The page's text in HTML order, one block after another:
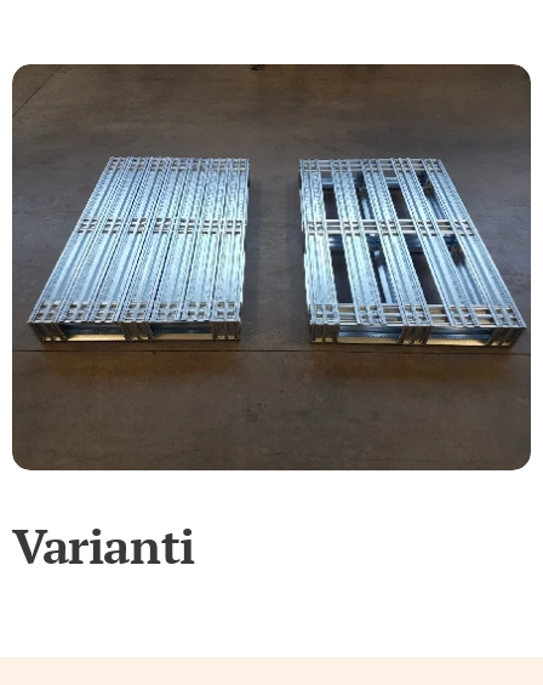
Varianti